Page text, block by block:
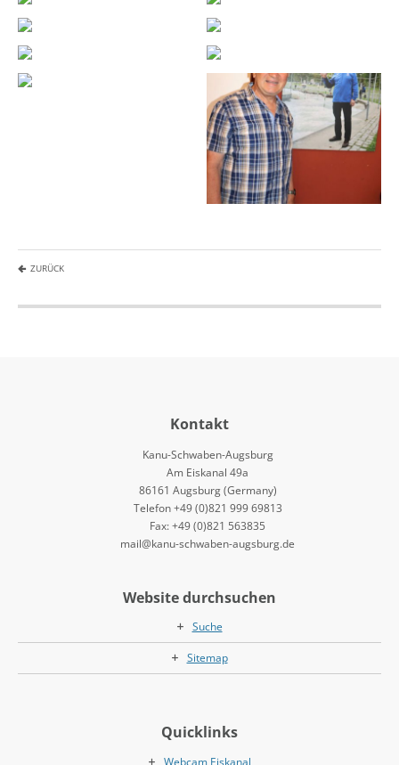
ZURÜCK
Kontakt
Kanu-Schwaben-Augsburg
Am Eiskanal 49a
86161 Augsburg (Germany)
Telefon +49 (0)821 999 69813
Fax: +49 (0)821 563835
mail@kanu-schwaben-augsburg.de
Website durchsuchen
Suche
Sitemap
Quicklinks
Webcam Eiskanal